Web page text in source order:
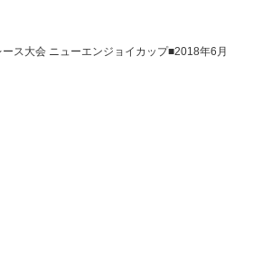
ス大会 ニューエンジョイカップ■2018年6月